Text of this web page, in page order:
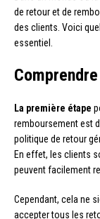
de retour et de
des clients. Voici
essentiel.
La première étape
remboursement est
politique de retour
En effet, les clients
peuvent facilement
Cependant, cela ne
accepter tous les